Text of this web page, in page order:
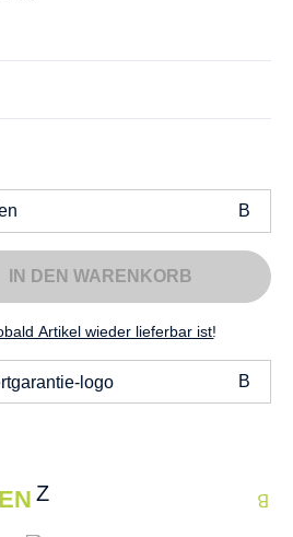
IN DEN WARENKORB
Artikel wieder lieferbar ist!